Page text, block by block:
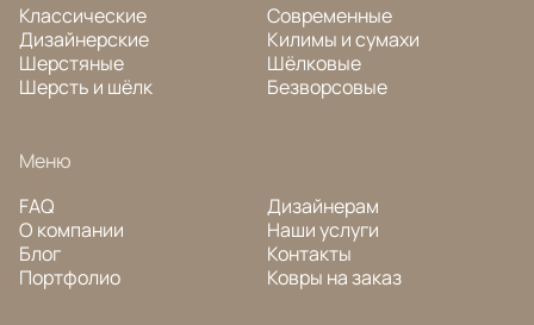
Классические
Дизайнерские
Шерстяные
Шерсть и шёлк
Современные
Килимы и сумахи
Шёлковые
Безворсовые
Меню
FAQ
О компании
Блог
Портфолио
Дизайнерам
Наши услуги
Контакты
Ковры на заказ